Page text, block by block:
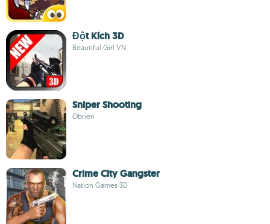
Đột Kích 3D
Beautiful Girl VN
Sniper Shooting
Obrien
Crime City Gangster
Nation Games 3D